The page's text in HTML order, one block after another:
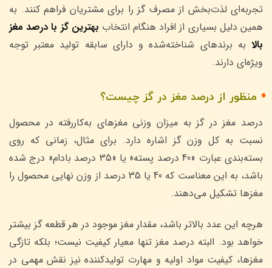
تجربه‌ای لذت‌بخش از مصرف گز را برای مشتریان فراهم کنند. به
همین دلیل بسیاری از افراد هنگام انتخاب بهترین گز با درصد مغز
بالا به برندهای شناخته‌شده و دارای سابقه تولید معتبر توجه
ویژه‌ای دارند.
منظور از درصد مغز در گز چیست؟
درصد مغز در گز به میزان وزنی مغزهای به‌کاررفته در محصول
نسبت به کل وزن گز اشاره دارد. برای مثال، زمانی که روی
بسته‌بندی عبارت «40 درصد پسته» یا «35 درصد بادام» درج شده
باشد، به این معناست که 40 یا 35 درصد از وزن نهایی محصول را
مغزها تشکیل می‌دهند.
هرچه این عدد بالاتر باشد، مقدار مغز موجود در هر قطعه گز بیشتر
خواهد بود. البته درصد مغز تنها معیار کیفیت نیست؛ بلکه تازگی
مغزها، کیفیت مواد اولیه و مهارت تولیدکننده نیز نقش مهمی در